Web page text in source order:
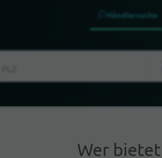
Händlersuche
Wer bietet